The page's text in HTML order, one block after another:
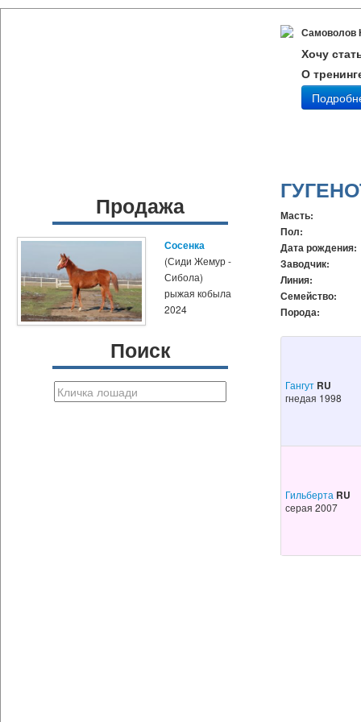
Самоволов
Хочу
О
Продажа
Сосенка
(Сиди Жемур -
Сибола)
рыжая кобыла
2024
Поиск
Масть:
Пол:
Дата рождения:
Заводчик:
Линия:
Семейство:
Порода:
Гангут RU
гнедая 1998
Гильберта RU
серая 2007